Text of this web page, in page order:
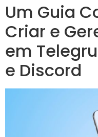
Um Guia
Criar e
em
e Discord